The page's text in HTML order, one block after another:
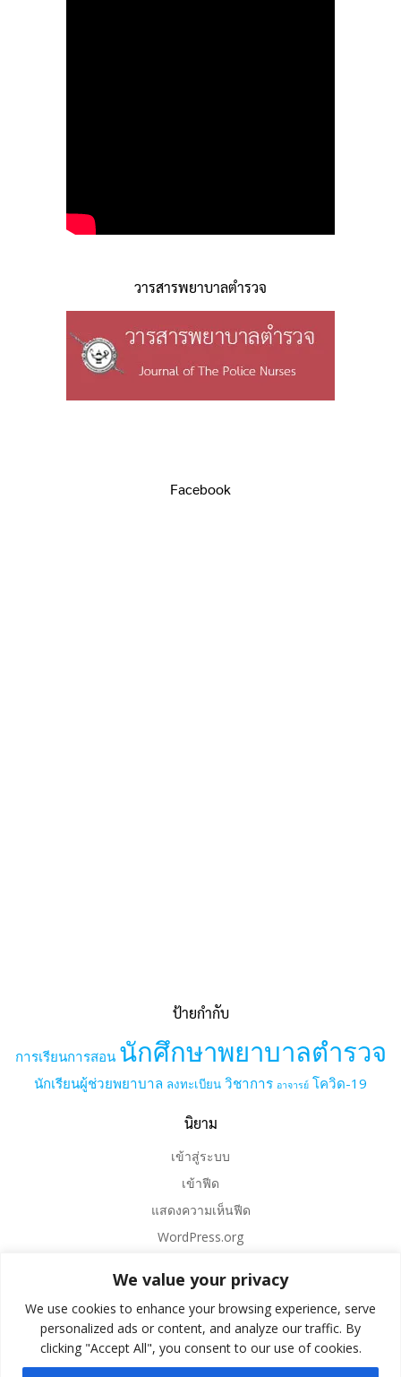
We value your privacy
We use cookies to enhance your browsing experience, serve
personalized ads or content, and analyze our traffic. By
clicking "Accept All", you consent to our use of cookies.
วารสารพยาบาลตำรวจ
Facebook
ป้ายกำกับ
การเรียนการสอน นักศึกษาพยาบาลตำรวจ
นักเรียนผู้ช่วยพยาบาล ลงทะเบียน วิชาการ อาจารย์ โควิด-19
นิยาม
เข้าสู่ระบบ
เข้าฟีด
แสดงความเห็นฟีด
WordPress.org